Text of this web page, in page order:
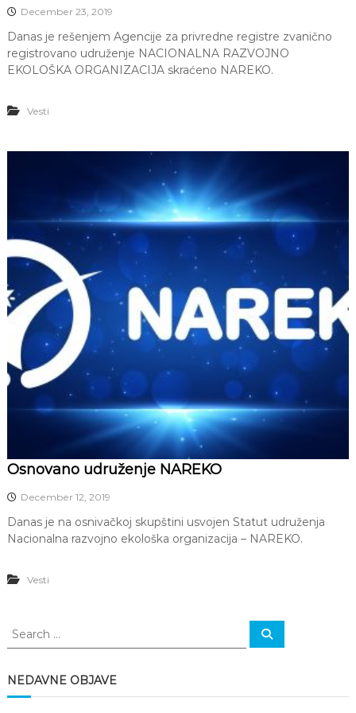
December 23, 2019
Danas je rešenjem Agencije za privredne registre zvanično
registrovano udruženje NACIONALNA RAZVOJNO
EKOLOŠKA ORGANIZACIJA skraćeno NAREKO.
Vesti
Osnovano udruženje NAREKO
December 12, 2019
Danas je na osnivačkoj skupštini usvojen Statut udruženja
Nacionalna razvojno ekološka organizacija – NAREKO.
Vesti
S
r
c
S
NEDAVNE OBJAVE